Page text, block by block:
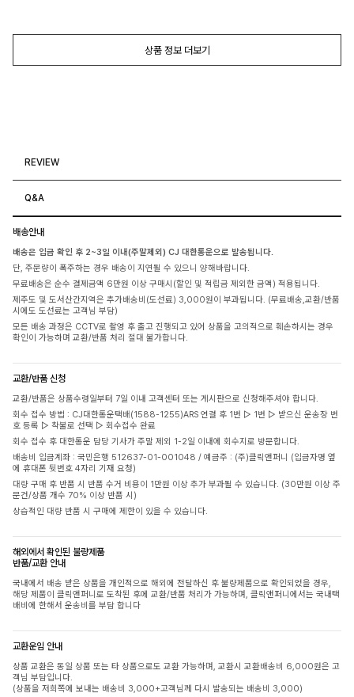
상품 정보 더보기
REVIEW
Q&A
배송안내
배송은 입금 확인 후 2~3일 이내(주말제외) CJ 대한통운으로 발송됩니다.
단, 주문량이 폭주하는 경우 배송이 지연될 수 있으니 양해바랍니다.
무료배송은 순수 결제금액 6만원 이상 구매시(할인 및 적립금 제외한 금액) 적용됩니다.
제주도 및 도서산간지역은 추가배송비(도선료) 3,000원이 부과됩니다. (무료배송,교환/반품
시에도 도선료는 고객님 부담)
모든 배송 과정은 CCTV로 촬영 후 출고 진행되고 있어 상품을 고의적으로 훼손하시는 경우
확인이 가능하며 교환/반품 처리 절대 불가합니다.
교환/반품 신청
교환/반품은 상품수령일부터 7일 이내 고객센터 또는 게시판으로 신청해주셔야 합니다.
회수 접수 방법 : CJ대한통운택배(1588-1255)ARS 연결 후 1번 ▷ 1번 ▷ 받으신 운송장 번
호 등록 ▷ 착불로 선택 ▷ 회수접수 완료
회수 접수 후 대한통운 담당 기사가 주말 제외 1-2일 이내에 회수지로 방문합니다.
배송비 입금계좌 : 국민은행 512637-01-001048 / 예금주 : (주)클릭앤퍼니 (입금자명 옆
에 휴대폰 뒷번호 4자리 기재 요청)
대량 구매 후 반품 시 반품 수거 비용이 1만원 이상 추가 부과될 수 있습니다. (30만원 이상 주
문건/상품 개수 70% 이상 반품 시)
상습적인 대량 반품 시 구매에 제한이 있을 수 있습니다.
해외에서 확인된 불량제품
반품/교환 안내
국내에서 배송 받은 상품을 개인적으로 해외에 전달하신 후 불량제품으로 확인되었을 경우,
해당 제품이 클릭앤퍼니로 도착된 후에 교환/반품 처리가 가능하며, 클릭앤퍼니에서는 국내택
배비에 한해서 운송비를 부담 합니다
교환운임 안내
상품 교환은 동일 상품 또는 타 상품으로도 교환 가능하며, 교환시 교환배송비 6,000원은 고
객님 부담입니다.
(상품을 저희쪽에 보내는 배송비 3,000+고객님께 다시 발송되는 배송비 3,000)